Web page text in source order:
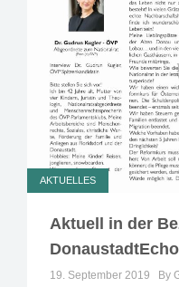
AKTUELLES
Aktuell in der
DonaustadtEcho
19. September 2019 By